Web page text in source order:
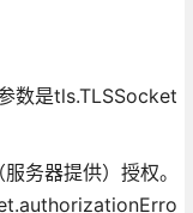
数是tls.TLSSocket
务器提供）授权。